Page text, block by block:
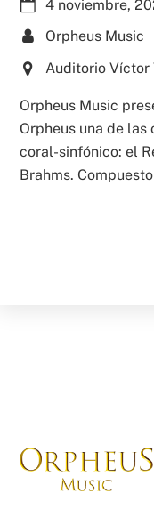
4 noviembre,
Orpheus Music
Auditorio Víctor
Orpheus Music
Orpheus una de
coral-sinfónico: el
Brahms.